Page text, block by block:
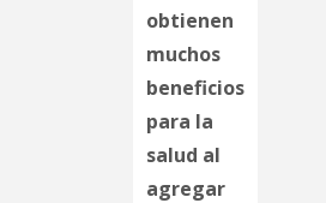
obtienen
muchos
beneficios
para la
salud al
agregar